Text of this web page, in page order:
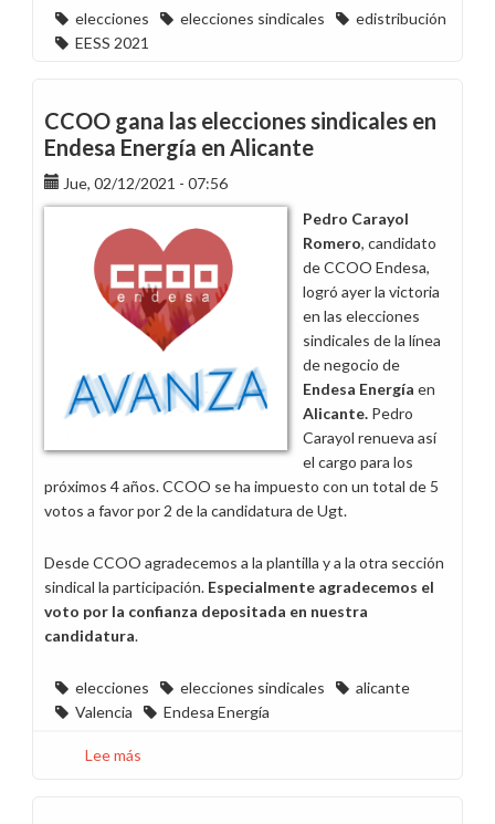
elecciones elecciones sindicales
edistribución
EESS 2021
CCOO gana las elecciones sindicales en
Endesa Energía en Alicante
Jue, 02/12/2021 - 07:56
Pedro Carayol
Romero, candidato
de CCOO Endesa,
logró ayer la victoria
en las elecciones
sindicales de la línea
de negocio de
Endesa Energía en
Alicante. Pedro
Carayol renueva así
el cargo para los
próximos 4 años. CCOO se ha impuesto con un total de 5
votos a favor por 2 de la candidatura de Ugt.
Desde CCOO agradecemos a la plantilla y a la otra sección
sindical la participación. Especialmente agradecemos el
voto por la confianza depositada en nuestra
candidatura.
elecciones elecciones sindicales
alicante
Valencia
Endesa Energía
Lee más